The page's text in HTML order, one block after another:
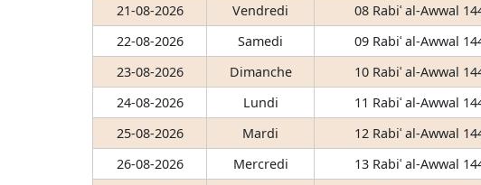
21-08-2026
Vendredi 08 Rabiʿ al-Awwal
22-08-2026
Samedi 09 Rabiʿ al-Awwal
23-08-2026
Dimanche 10 Rabiʿ al-Awwal
24-08-2026
Lundi 11 Rabiʿ al-Awwal
25-08-2026
Mardi 12 Rabiʿ al-Awwal
26-08-2026
Mercredi 13 Rabiʿ al-Awwal